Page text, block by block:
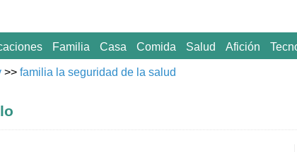
Familia Casa Comida Salud Afición
>> familia la seguridad de la salud